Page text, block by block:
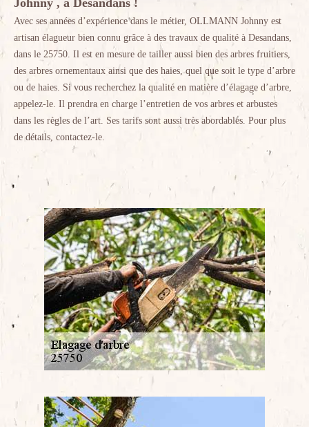
Johnny , à Desandans !
Avec ses années d’expérience dans le métier, OLLMANN Johnny est
artisan élagueur bien connu grâce à des travaux de qualité à Desandans,
dans le 25750. Il est en mesure de tailler aussi bien des arbres fruitiers,
des arbres ornementaux ainsi que des haies, quel que soit le type d’arbre
ou de haies. Si vous recherchez la qualité en matière d’élagage d’arbre,
appelez-le. Il prendra en charge l’entretien de vos arbres et arbustes
dans les règles de l’art. Ses tarifs sont aussi très abordables. Pour plus
de détails, contactez-le.